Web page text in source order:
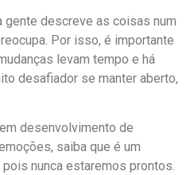
gente descreve as coisas num
Por isso, é importante
levam tempo e há
desafiador se manter aberto,
desenvolvimento de
saiba que é um
nunca estaremos prontos.